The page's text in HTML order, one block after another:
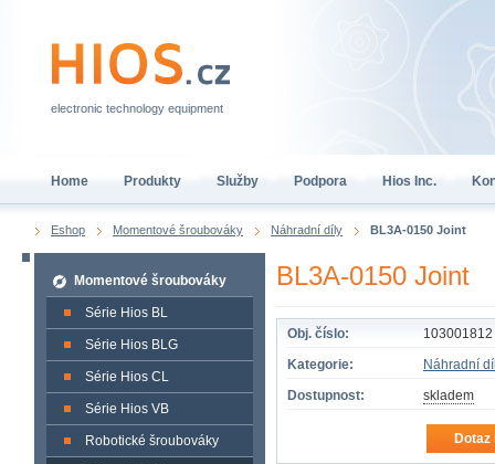
Eshop Momentové šroubováky Náhradní díly BL3A-0150 Joint
BL3A-0150 Joint
Obj. číslo:
103001812
Kategorie:
Náhradní
Dostupnost:
skladem
Dotaz
Momentové šroubováky
Série Hios BL
Série Hios BLG
Série Hios CL
Série Hios VB
Robotické šroubováky
electronic technology equipment
Home Produkty Služby Podpora Hios Inc.